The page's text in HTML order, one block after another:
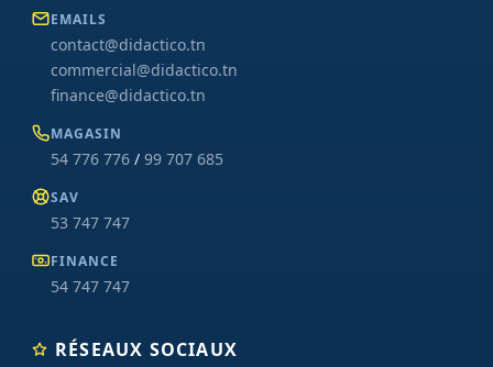
EMAILS
contact@didactico.tn
commercial@didactico.tn
finance@didactico.tn
MAGASIN
54 776 776 / 99 707 685
SAV
53 747 747
FINANCE
54 747 747
RÉSEAUX SOCIAUX